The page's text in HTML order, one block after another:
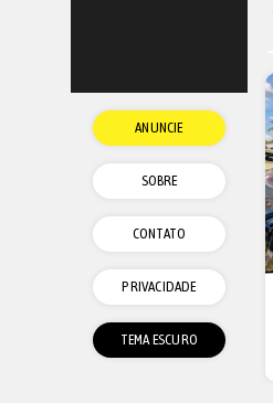
ANUNCIE
SOBRE
CONTATO
PRIVACIDADE